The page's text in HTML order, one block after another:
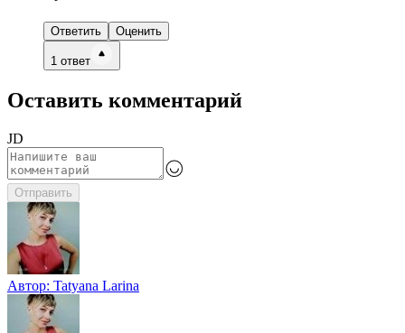
Ответить Оценить
1 ответ
Оставить комментарий
JD
Отправить
Автор: Tatyana Larina